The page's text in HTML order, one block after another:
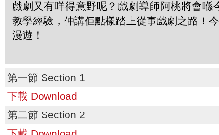
戲劇又有咩得意野呢？ 戲劇導師阿桃將會喺
教學經驗， 仲講佢點樣踏上從事戲劇之路！
漫遊！
第一節 Section 1
下載 Download
第二節 Section 2